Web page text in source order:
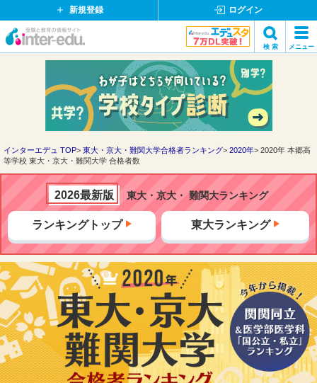
新規登録 ログイン
イ
ド
ッ
ト
検 索 メニュー
検索
インターエデュ TOP 東大・京大・難関大学合格者ランキング 2020年
2020年 本郷高
等学校 東大・京大・難関大学 合格者数
2026最新版 東大・京大・ 難関大ランキング
ランキングトップ 東大ランキング